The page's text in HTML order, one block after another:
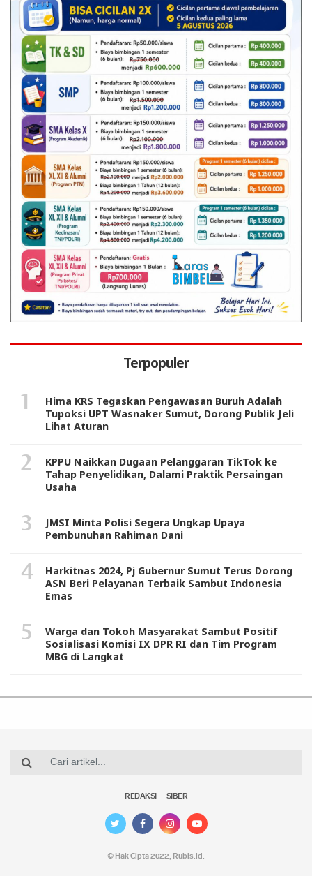
Terpopuler
Hima KRS Tegaskan Pengawasan Buruh Adalah
Tupoksi UPT Wasnaker Sumut, Dorong Publik Jeli
Lihat Aturan
KPPU Naikkan Dugaan Pelanggaran TikTok ke
Tahap Penyelidikan, Dalami Praktik Persaingan
Usaha
JMSI Minta Polisi Segera Ungkap Upaya
Pembunuhan Rahiman Dani
Harkitnas 2024, Pj Gubernur Sumut Terus Dorong
ASN Beri Pelayanan Terbaik Sambut Indonesia
Emas
Warga dan Tokoh Masyarakat Sambut Positif
Sosialisasi Komisi IX DPR RI dan Tim Program
MBG di Langkat
REDAKSI SIBER
© Hak Cipta 2022, Rubis.id.